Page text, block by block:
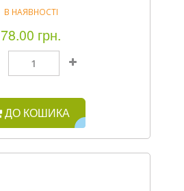
В НАЯВНОСТІ
78.00 грн.
ДО КОШИКА